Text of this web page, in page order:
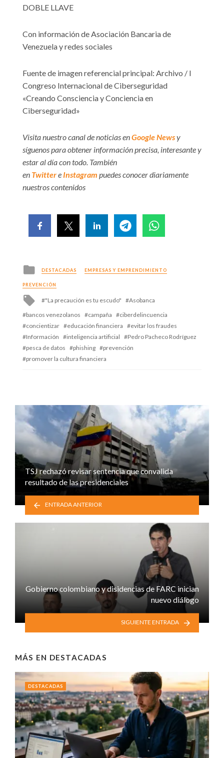
DOBLE LLAVE
Con información de Asociación Bancaria de
Venezuela y redes sociales
Fuente de imagen referencial principal: Archivo / I
Congreso Internacional de Ciberseguridad
«Creando Consciencia y Conciencia en
Ciberseguridad»
Visita nuestro canal de noticias enGoogle Newsy
síguenos para obtener información precisa, interesante y
estar al día con todo. También
en Twittere Instagram puedes conocer diariamente
nuestros contenidos
Posted
in
DESTACADAS EMPRESAS Y EMPRENDIMIENTO
PREVENCIÓN
Tagged
"La precaución es tu escudo"
Asobanca
bancos venezolanos
campaña
ciberdelincuencia
concientizar
educación financiera
evitar los fraudes
Información
inteligencia artificial
Pedro Pacheco Rodríguez
pesca de datos
phishing
prevención
promover la cultura financiera
TSJ rechazó revisar sentencia que convalida
resultado de las presidenciales
ENTRADA ANTERIOR
Gobierno colombiano y disidencias de FARC inician
nuevo diálogo
SIGUIENTE ENTRADA
MÁS EN DESTACADAS
DESTACADAS